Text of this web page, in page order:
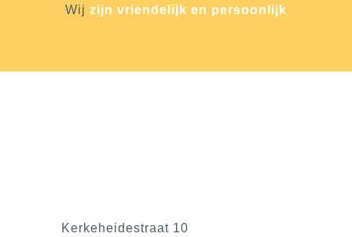
Wij zijn vriendelijk en persoonlijk
Kerkeheidestraat 10